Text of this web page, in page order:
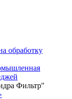
обработку
Фильтр"